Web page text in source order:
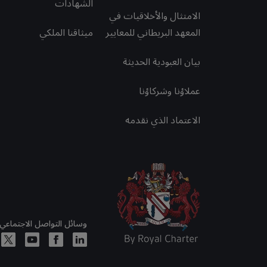
الامتثال والأخلاقيات في
المعهد البريطاني للمعايير
بيان العبودية الحديثة
عملاؤنا وشركاؤنا
الاعتماد الذي نقدمه
ميثاقنا الملكي
وسائل التواصل الاجتماعي